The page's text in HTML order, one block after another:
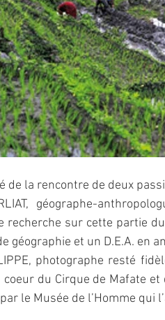
de la rencontre de deux
géographe-
recherche sur cette partie
géographie et un D.E.A. en
photographe resté
du Cirque de Mafate
le Musée de l’Homme qui